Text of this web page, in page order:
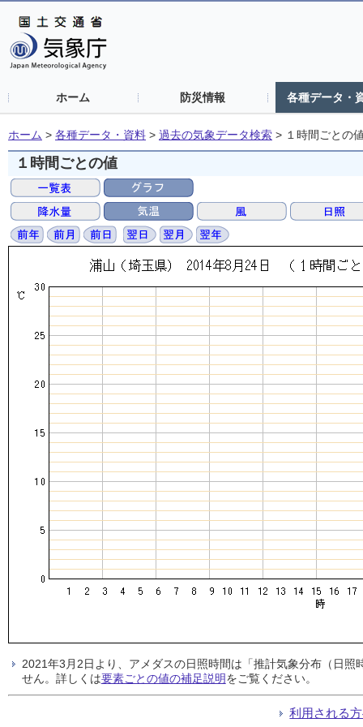
ホーム 防災情報 各種データ・
ホーム > 各種データ・資料 > 過去の気象データ検索 > １時間ごとの
１時間ごとの値
2021年3月2日より、アメダスの日照時間は「推計気象分布（日
せん。詳しくは要素ごとの値の補足説明をご覧ください。
利用される